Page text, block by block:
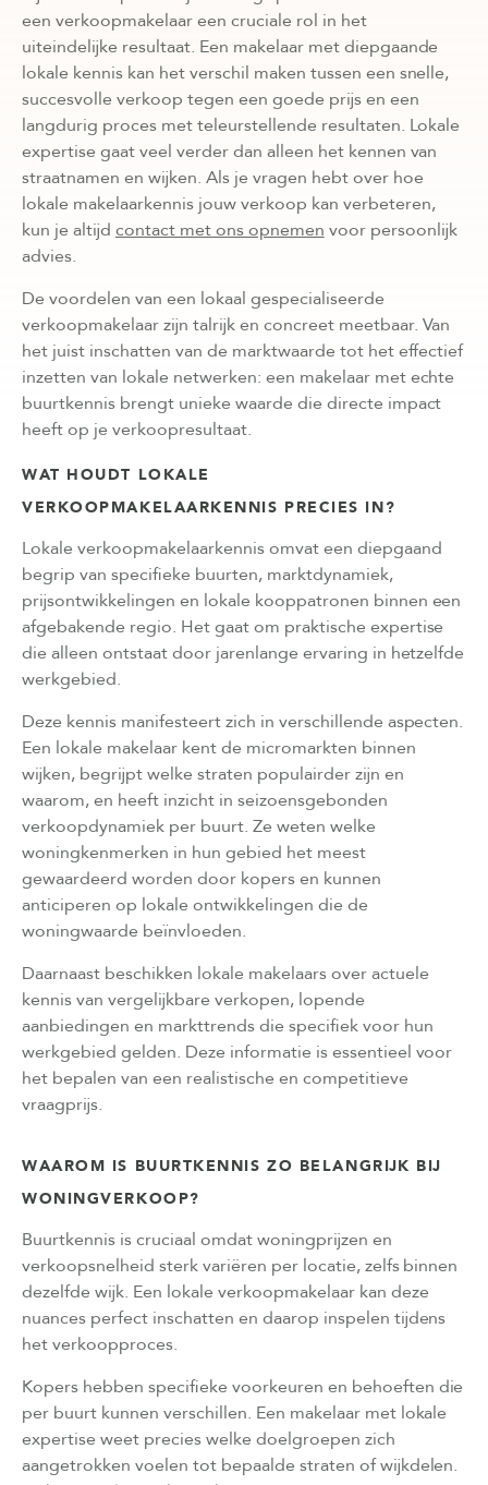
een verkoopmakelaar een cruciale rol in het
uiteindelijke resultaat. Een makelaar met diepgaande
lokale kennis kan het verschil maken tussen een snelle,
succesvolle verkoop tegen een goede prijs en een
langdurig proces met teleurstellende resultaten. Lokale
expertise gaat veel verder dan alleen het kennen van
straatnamen en wijken. Als je vragen hebt over hoe
lokale makelaarkennis jouw verkoop kan verbeteren,
kun je altijd contact met ons opnemen voor persoonlijk
advies.
De voordelen van een lokaal gespecialiseerde
verkoopmakelaar zijn talrijk en concreet meetbaar. Van
het juist inschatten van de marktwaarde tot het effectief
inzetten van lokale netwerken: een makelaar met echte
buurtkennis brengt unieke waarde die directe impact
heeft op je verkoopresultaat.
WAT HOUDT LOKALE
VERKOOPMAKELAARKENNIS PRECIES IN?
Lokale verkoopmakelaarkennis omvat een diepgaand
begrip van specifieke buurten, marktdynamiek,
prijsontwikkelingen en lokale kooppatronen binnen een
afgebakende regio. Het gaat om praktische expertise
die alleen ontstaat door jarenlange ervaring in hetzelfde
werkgebied.
Deze kennis manifesteert zich in verschillende aspecten.
Een lokale makelaar kent de micromarkten binnen
wijken, begrijpt welke straten populairder zijn en
waarom, en heeft inzicht in seizoensgebonden
verkoopdynamiek per buurt. Ze weten welke
woningkenmerken in hun gebied het meest
gewaardeerd worden door kopers en kunnen
anticiperen op lokale ontwikkelingen die de
woningwaarde beïnvloeden.
Daarnaast beschikken lokale makelaars over actuele
kennis van vergelijkbare verkopen, lopende
aanbiedingen en markttrends die specifiek voor hun
werkgebied gelden. Deze informatie is essentieel voor
het bepalen van een realistische en competitieve
vraagprijs.
WAAROM IS BUURTKENNIS ZO BELANGRIJK BIJ
WONINGVERKOOP?
Buurtkennis is cruciaal omdat woningprijzen en
verkoopsnelheid sterk variëren per locatie, zelfs binnen
dezelfde wijk. Een lokale verkoopmakelaar kan deze
nuances perfect inschatten en daarop inspelen tijdens
het verkoopproces.
Kopers hebben specifieke voorkeuren en behoeften die
per buurt kunnen verschillen. Een makelaar met lokale
expertise weet precies welke doelgroepen zich
aangetrokken voelen tot bepaalde straten of wijkdelen.